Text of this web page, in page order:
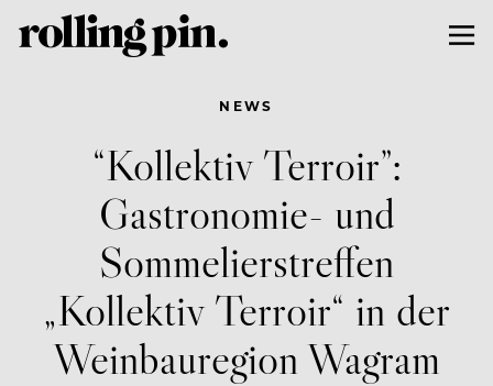
NEWS
“Kollektiv Terroir”:
Gastronomie- und
Sommelierstreffen
„Kollektiv Terroir“ in der
Weinbauregion Wagram